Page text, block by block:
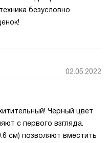
безусловно
02.05.2022
Черный цвет
с первого взгляда.
см) позволяют вместить